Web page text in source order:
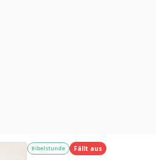
Bibelstunde Fällt aus